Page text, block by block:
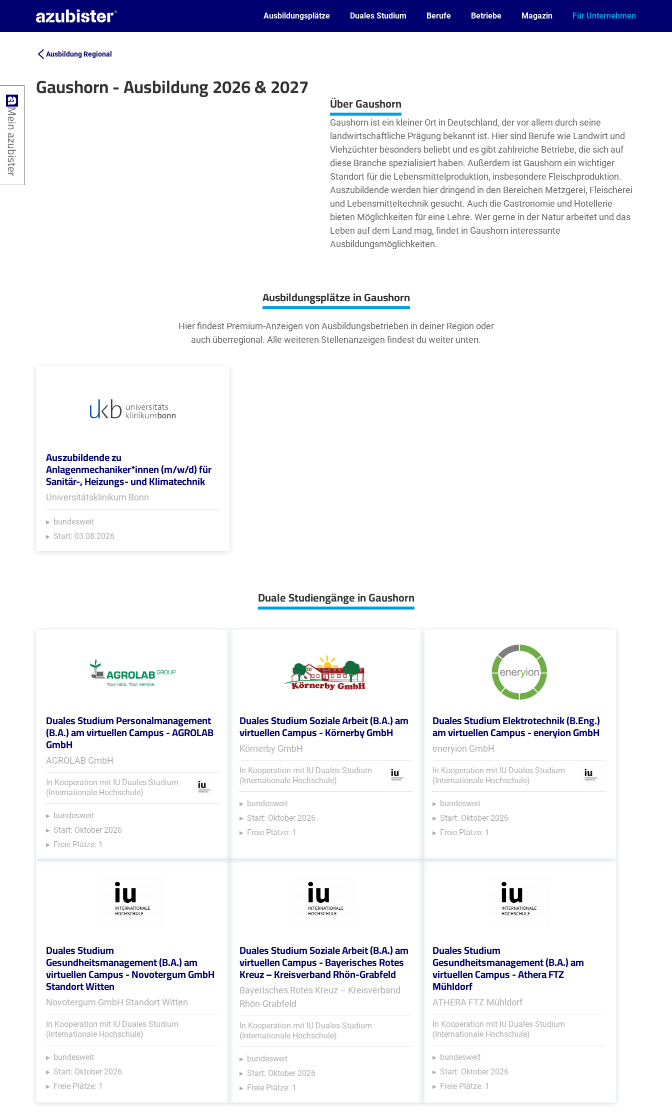
Ausbildungsplätze Duales Studium Berufe Betriebe Magazin Für Unternehmen
Ausbildung Regional
Gaushorn - Ausbildung 2026 & 2027
Leaflet| ©OpenStreetMap2contributors Über Gaushorn
Gaushorn ist ein kleiner Ort in Deutschland, der vor allem durch seine
landwirtschaftliche Prägung bekannt ist. Hier sind Berufe wie Landwirt und
Viehzüchter besonders beliebt und es gibt zahlreiche Betriebe, die sich auf
diese Branche spezialisiert haben. Außerdem ist Gaushorn ein wichtiger
Standort für die Lebensmittelproduktion, insbesondere Fleischproduktion.
Auszubildende werden hier dringend in den Bereichen Metzgerei, Fleischerei
und Lebensmitteltechnik gesucht. Auch die Gastronomie und Hotellerie
bieten Möglichkeiten für eine Lehre. Wer gerne in der Natur arbeitet und das
Leben auf dem Land mag, findet in Gaushorn interessante
Ausbildungsmöglichkeiten.
Ausbildungsplätze in Gaushorn
Hier findest Premium-Anzeigen von Ausbildungsbetrieben in deiner Region oder
auch überregional. Alle weiteren Stellenanzeigen findest du weiter unten.
Auszubildende zu
Anlagenmechaniker*innen (m/w/d) für
Sanitär-, Heizungs- und Klimatechnik
Universitätsklinikum Bonn
bundesweit
Start: 03.08.2026
Duale Studiengänge in Gaushorn
Duales Studium Personalmanagement
(B.A.) am virtuellen Campus - AGROLAB
GmbH
AGROLAB GmbH
In Kooperation mit IU Duales Studium
(Internationale Hochschule)
bundesweit
Start: Oktober 2026
Freie Plätze: 1
Duales Studium Soziale Arbeit (B.A.) am
virtuellen Campus - Körnerby GmbH
Körnerby GmbH
In Kooperation mit IU Duales Studium
(Internationale Hochschule)
bundesweit
Start: Oktober 2026
Freie Plätze: 1
Duales Studium Elektrotechnik (B.Eng.)
am virtuellen Campus - eneryion GmbH
eneryion GmbH
In Kooperation mit IU Duales Studium
(Internationale Hochschule)
bundesweit
Start: Oktober 2026
Freie Plätze: 1
Duales Studium
Gesundheitsmanagement (B.A.) am
virtuellen Campus - Novotergum GmbH
Standort Witten
Novotergum GmbH Standort Witten
In Kooperation mit IU Duales Studium
(Internationale Hochschule)
bundesweit
Start: Oktober 2026
Freie Plätze: 1
Duales Studium Soziale Arbeit (B.A.) am
virtuellen Campus - Bayerisches Rotes
Kreuz – Kreisverband Rhön-Grabfeld
Bayerisches Rotes Kreuz – Kreisverband
Rhön-Grabfeld
In Kooperation mit IU Duales Studium
(Internationale Hochschule)
bundesweit
Start: Oktober 2026
Freie Plätze: 1
Duales Studium
Gesundheitsmanagement (B.A.) am
virtuellen Campus - Athera FTZ
Mühldorf
ATHERA FTZ Mühldorf
In Kooperation mit IU Duales Studium
(Internationale Hochschule)
bundesweit
Start: Oktober 2026
Freie Plätze: 1
Mein azubister